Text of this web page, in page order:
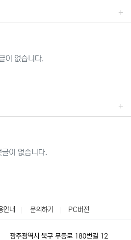
이 없습니다.
글이 없습니다.
안내 문의하기 PC버전
광주광역시 북구 무등로 180번길 12